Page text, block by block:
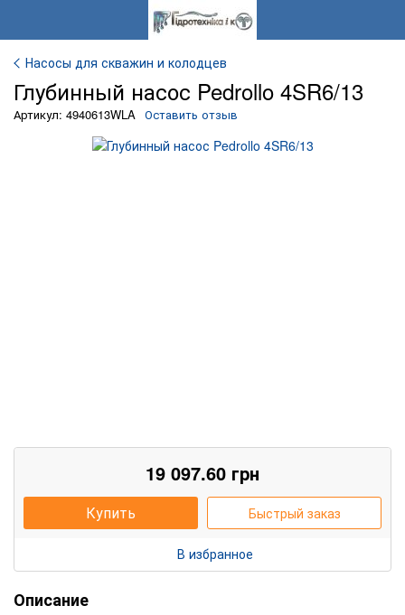
Насосы для скважин и колодцев
Глубинный насос Pedrollo 4SR6/13
Артикул: 4940613WLA Оставить отзыв
19 097.60 грн
Купить Быстрый заказ
В избранное
Описание